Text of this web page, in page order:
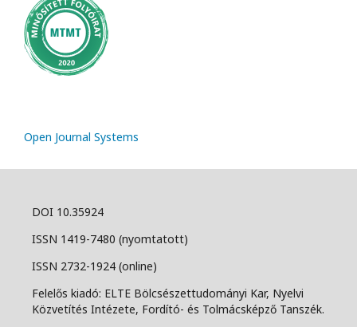
Open Journal Systems
DOI 10.35924
ISSN 1419-7480 (nyomtatott)
ISSN 2732-1924 (online)
Felelős kiadó: ELTE Bölcsészettudományi Kar, Nyelvi
Közvetítés Intézete, Fordító- és Tolmácsképző Tanszék.